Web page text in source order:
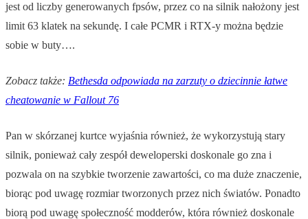
jest od liczby generowanych fpsów, przez co na silnik nałożony jest
limit 63 klatek na sekundę. I całe PCMR i RTX-y można będzie
sobie w buty….
Zobacz także: Bethesda odpowiada na zarzuty o dziecinnie łatwe
cheatowanie w Fallout 76
Pan w skórzanej kurtce wyjaśnia również, że wykorzystują stary
silnik, ponieważ cały zespół deweloperski doskonale go zna i
pozwala on na szybkie tworzenie zawartości, co ma duże znaczenie,
biorąc pod uwagę rozmiar tworzonych przez nich światów. Ponadto
biorą pod uwagę społeczność modderów, która również doskonale